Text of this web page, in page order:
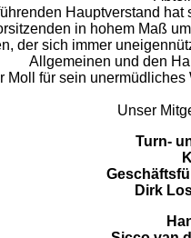
Hauptverstand
in hohem Maß
der sich immer
Allgemeinen und den
Moll für sein
Unser
Turn-
Dirk